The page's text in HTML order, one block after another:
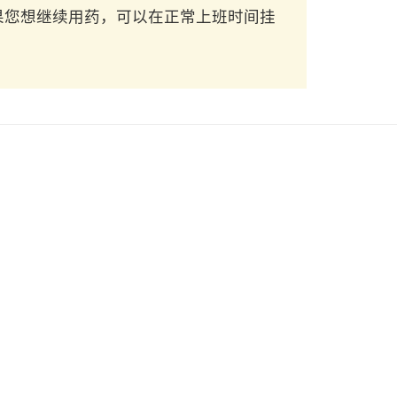
想继续用药，可以在正常上班时间挂